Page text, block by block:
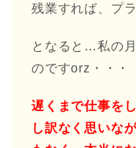
残業すれば、プ
となると…私の
のですorz・・・
遅くまで仕事を
し訳なく思いな